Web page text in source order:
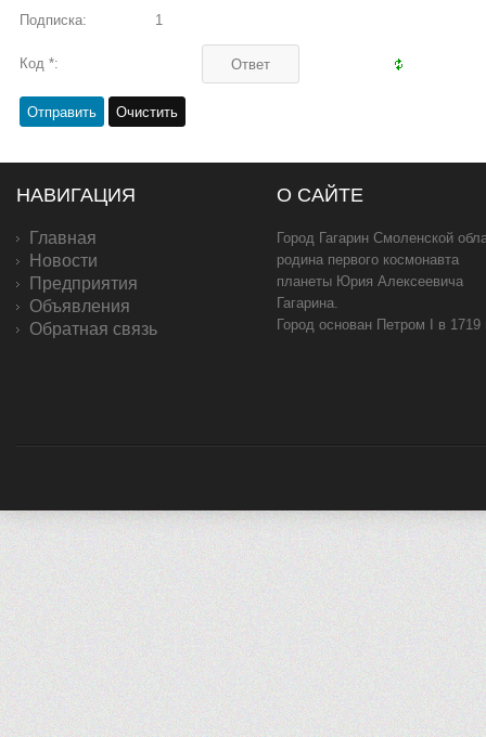
Подписка: 1
Код *:
НАВИГАЦИЯ
Главная
Новости
Предприятия
Объявления
Обратная связь
О САЙТЕ
Город Гагарин Смоленской
родина первого космонавта
планеты Юрия Алексеевича
Гагарина.
Город основан Петром I в 1719